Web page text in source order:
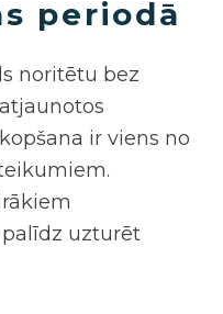
periodā
noritētu bez
ir viens no
uzturēt